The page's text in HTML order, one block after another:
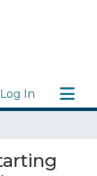
Log In (current)